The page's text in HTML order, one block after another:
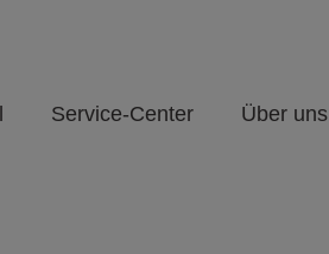
Service-Center Über uns